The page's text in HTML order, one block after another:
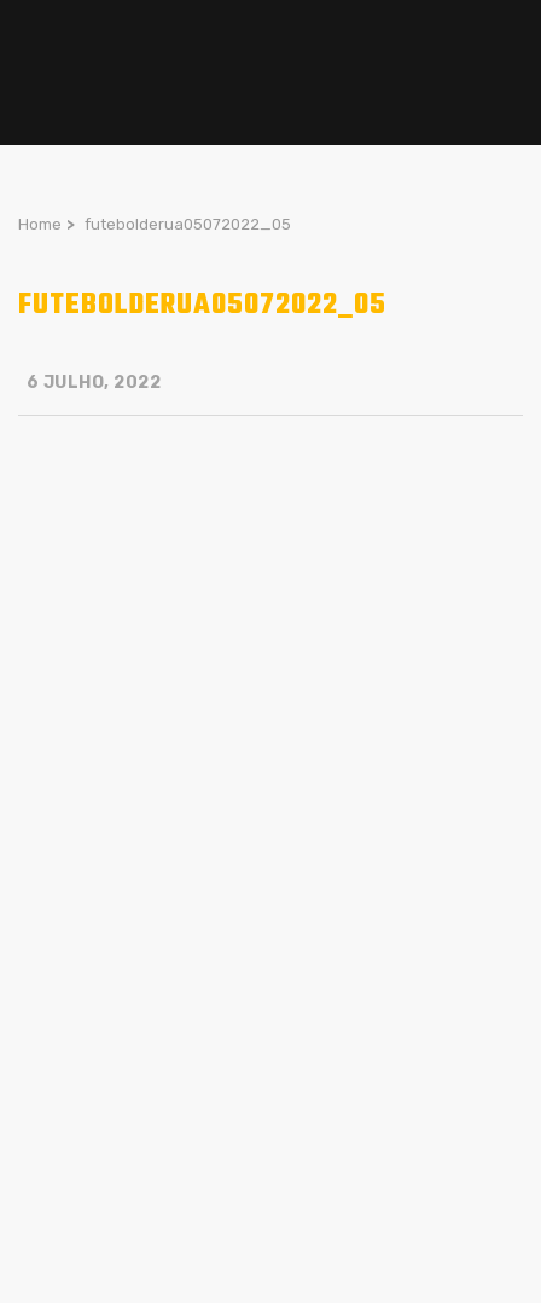
Home > futebolderua05072022_05
FUTEBOLDERUA05072022_05
6 JULHO, 2022